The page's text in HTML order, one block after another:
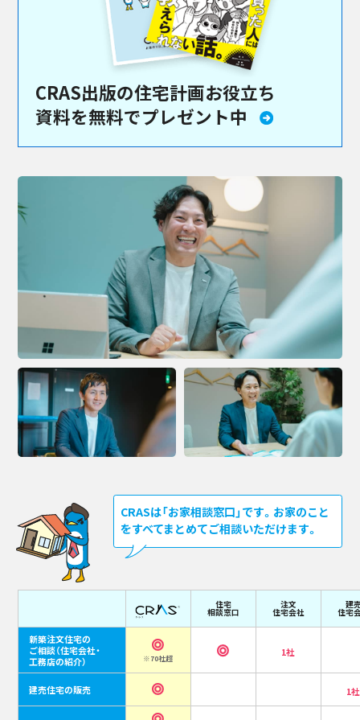
CRAS出版の住宅計画お役立ち
資料を無料でプレゼント中
CRASは「お家相談窓口」です。お家のこと
をすべてまとめてご相談いただけます。
住宅
相談窓口
注文
住宅会社
建
住宅
新築注文住宅の
ご相談（住宅会社・
工務店の紹介）
※70社超 1社
建売住宅の販売 1社